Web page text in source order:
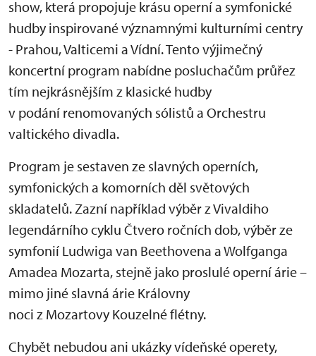
show, která propojuje krásu operní a symfonické
hudby inspirované významnými kulturními centry
- Prahou, Valticemi a Vídní. Tento výjimečný
koncertní program nabídne posluchačům průřez
tím nejkrásnějším z klasické hudby
v podání renomovaných sólistů a Orchestru
valtického divadla.
Program je sestaven ze slavných operních,
symfonických a komorních děl světových
skladatelů. Zazní například výběr z Vivaldiho
legendárního cyklu Čtvero ročních dob, výběr ze
symfonií Ludwiga van Beethovena a Wolfganga
Amadea Mozarta, stejně jako proslulé operní árie –
mimo jiné slavná árie Královny
noci z Mozartovy Kouzelné flétny.
Chybět nebudou ani ukázky vídeňské operety,